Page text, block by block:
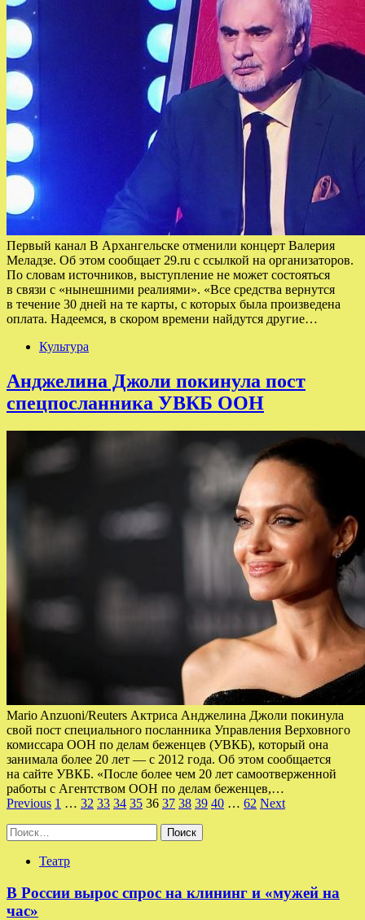
Первый канал В Архангельске отменили концерт Валерия
Меладзе. Об этом сообщает 29.ru с ссылкой на организаторов.
По словам источников, выступление не может состояться
в связи с «нынешними реалиями». «Все средства вернутся
в течение 30 дней на те карты, с которых была произведена
оплата. Надеемся, в скором времени найдутся другие…
Культура
Анджелина Джоли покинула пост
спецпосланника УВКБ ООН
Mario Anzuoni/Reuters Актриса Анджелина Джоли покинула
свой пост специального посланника Управления Верховного
комиссара ООН по делам беженцев (УВКБ), который она
занимала более 20 лет — с 2012 года. Об этом сообщается
на сайте УВКБ. «После более чем 20 лет самоотверженной
работы с Агентством ООН по делам беженцев,…
Пагинация
записей
Previous 1 … 32 33 34 35 36 37 38 39 40 … 62 Next
Найти:
Театр
В России вырос спрос на клининг и «мужей на
час»